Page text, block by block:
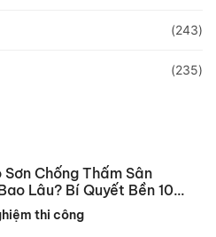
(243)
(235)
Sơn Chống Thấm Sân
Lâu? Bí Quyết Bền 10
thi công